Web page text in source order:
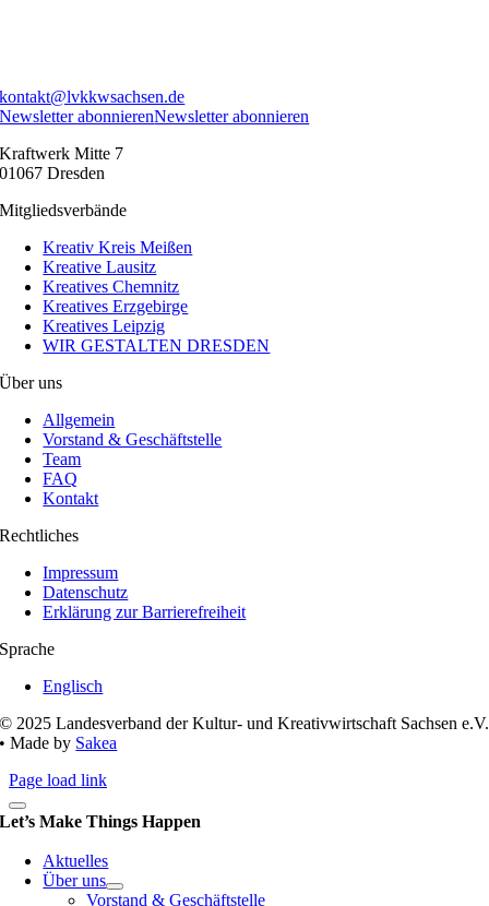
kontakt@lvkkwsachsen.de
Newsletter abonnierenNewsletter abonnieren
Kraftwerk Mitte 7
01067 Dresden
Mitgliedsverbände
Kreativ Kreis Meißen
Kreative Lausitz
Kreatives Chemnitz
Kreatives Erzgebirge
Kreatives Leipzig
WIR GESTALTEN DRESDEN
Über uns
Allgemein
Vorstand & Geschäftstelle
Team
FAQ
Kontakt
Rechtliches
Impressum
Datenschutz
Erklärung zur Barrierefreiheit
Sprache
Englisch
© 2025 Landesverband der Kultur- und Kreativwirtschaft Sachsen e.V.
• Made by Sakea
Page load link
Let’s Make Things Happen
Aktuelles
Über uns
Vorstand & Geschäftstelle